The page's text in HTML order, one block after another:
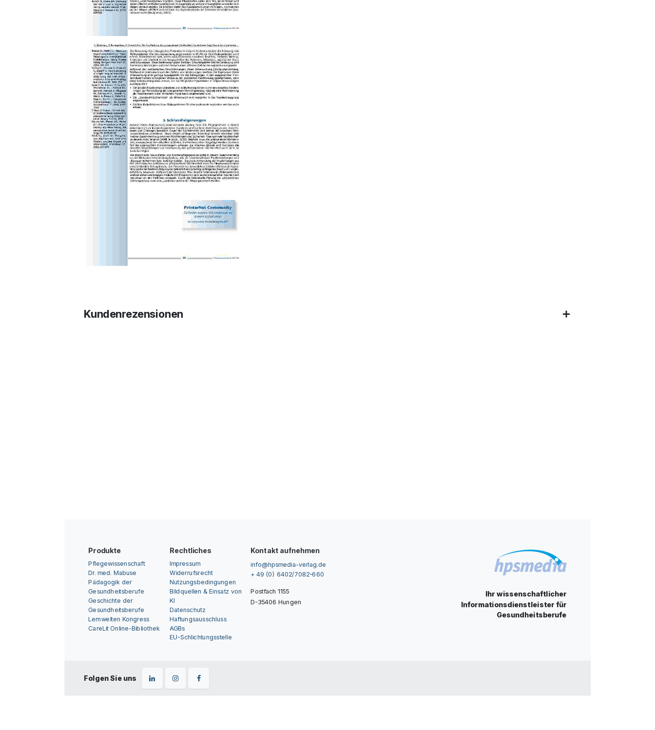
Kundenrezensionen
Produkte
Pflegewissenschaft
Dr. med. Mabuse
Pädagogik der
Gesundheitsberufe
Geschichte der
Gesundheitsberufe
Lernwelten Kongress
CareLit Online-Bibliothek
Rechtliches
Impressum
Widerrufsrecht
Nutzungsbedingungen
Bildquellen & Einsatz von
KI
Datenschutz
Haftungsausschluss
AGBs
EU-Schlichtungsstelle
Kontakt aufnehmen
info@hpsmedia-verlag.de
+ 49 (0) 6402/7082-660
Postfach 1155
D-35406 Hungen
Ihr wissenschaftlicher
Informationsdienstleister für
Gesundheitsberufe
Folgen Sie uns